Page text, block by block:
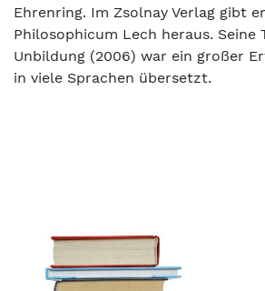
Ehrenring. Im Zsolnay Verlag gibt
Philosophicum Lech heraus. Seine
Unbildung (2006) war ein großer
in viele Sprachen übersetzt.